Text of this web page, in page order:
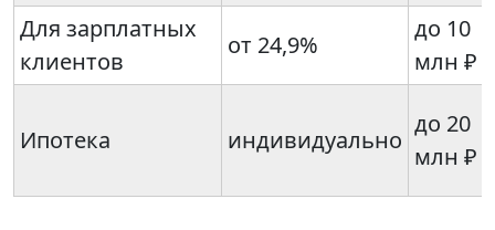
Для зарплатных
клиентов
от 24,9%
до 10
млн ₽
Ипотека индивидуально
до 20
млн ₽